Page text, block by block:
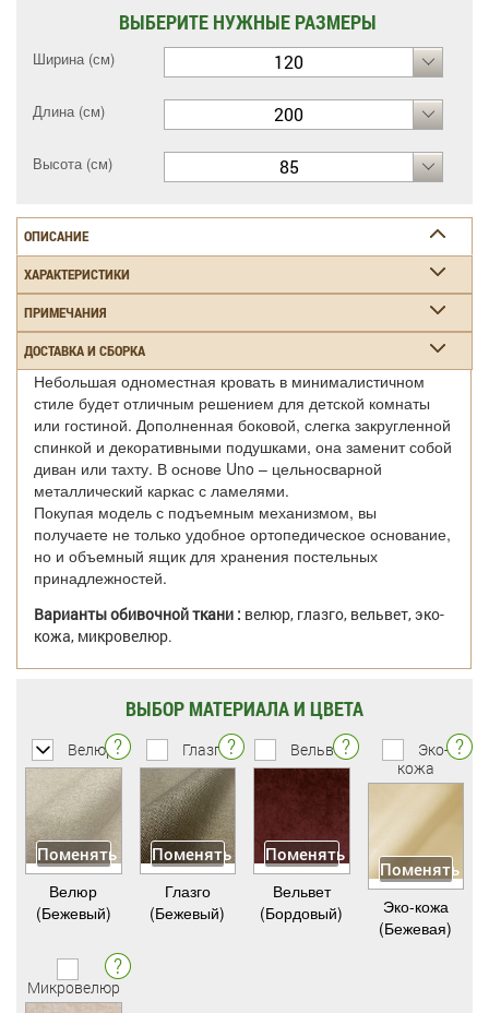
ВЫБЕРИТЕ НУЖНЫЕ РАЗМЕРЫ
Ширина (см) 120
Длина (см) 200
Высота (см) 85
ОПИСАНИЕ
ХАРАКТЕРИСТИКИ
ПРИМЕЧАНИЯ
ДОСТАВКА И СБОРКА
Небольшая одноместная кровать в минималистичном
стиле будет отличным решением для детской комнаты
или гостиной. Дополненная боковой, слегка закругленной
спинкой и декоративными подушками, она заменит собой
диван или тахту. В основе Uno – цельносварной
металлический каркас с ламелями.
Покупая модель с подъемным механизмом, вы
получаете не только удобное ортопедическое основание,
но и объемный ящик для хранения постельных
принадлежностей.
Варианты обивочной ткани : велюр, глазго, вельвет, эко-
кожа, микровелюр.
ВЫБОР МАТЕРИАЛА И ЦВЕТА
Велюр
Поменять
Велюр
(Бежевый)
Глазго
Поменять
Глазго
(Бежевый)
Вельвет
Поменять
Вельвет
(Бордовый)
Эко-
кожа
Поменять
Эко-кожа
(Бежевая)
Микровелюр